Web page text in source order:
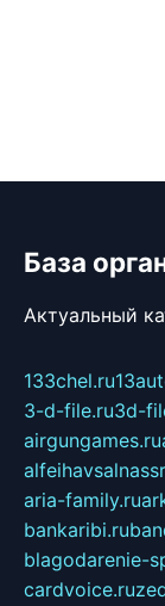
База
Актуальный
133chel.ru
3-d-file.ru3d-
airgungames.ru
aria-family.ru
bankaribi.ru
blagodarenie-
cardvoice.ru